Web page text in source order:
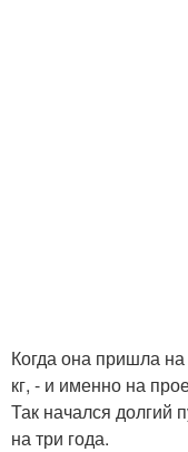
Когда она пришла
кг, - и именно на
Так начался долгий
на три года.